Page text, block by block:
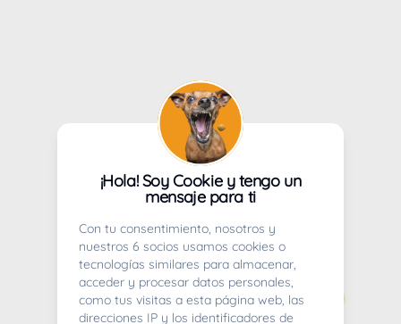
¡Hola! Soy Cookie y tengo un
mensaje para ti
Con tu consentimiento, nosotros y
nuestros 6 socios usamos cookies o
tecnologías similares para almacenar,
acceder y procesar datos personales,
como tus visitas a esta página web, las
direcciones IP y los identificadores de